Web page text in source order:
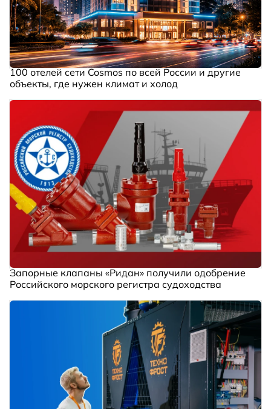
100 отелей сети Cosmos по всей России и другие
объекты, где нужен климат и холод
Запорные клапаны «Ридан» получили одобрение
Российского морского регистра судоходства